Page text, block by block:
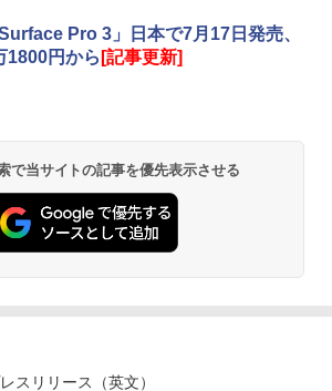
Surface Pro 3」日本で7月17日発売、
1800円から [記事更新]
で当サイトの記事を優先表示させる
スリリース（英文）